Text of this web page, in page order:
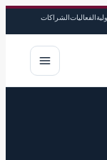
الفعالياتالشراكات